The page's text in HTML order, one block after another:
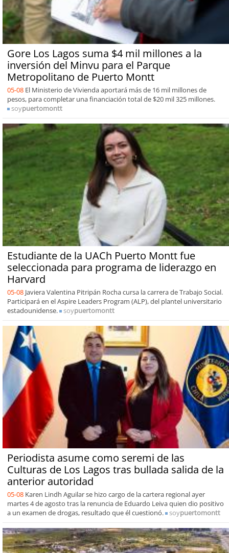
Gore Los Lagos suma $4 mil millones a la
inversión del Minvu para el Parque
Metropolitano de Puerto Montt
05-08 El Ministerio de Vivienda aportará más de 16 mil millones de
pesos, para completar una financiación total de $20 mil 325 millones.
soypuertomontt
Estudiante de la UACh Puerto Montt fue
seleccionada para programa de liderazgo en
Harvard
05-08 Javiera Valentina Pitripán Rocha cursa la carrera de Trabajo Social.
Participará en el Aspire Leaders Program (ALP), del plantel universitario
estadounidense.
soypuertomontt
Periodista asume como seremi de las
Culturas de Los Lagos tras bullada salida de la
anterior autoridad
05-08 Karen Lindh Aguilar se hizo cargo de la cartera regional ayer
martes 4 de agosto tras la renuncia de Eduardo Leiva quien dio positivo
a un examen de drogas, resultado que él cuestionó.
soypuertomontt